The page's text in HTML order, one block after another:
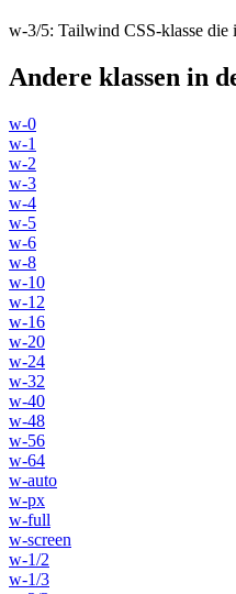
w-3/5: Tailwind CSS-klasse die
Andere klassen in
w-0
w-1
w-2
w-3
w-4
w-5
w-6
w-8
w-10
w-12
w-16
w-20
w-24
w-32
w-40
w-48
w-56
w-64
w-auto
w-px
w-full
w-screen
w-1/2
w-1/3